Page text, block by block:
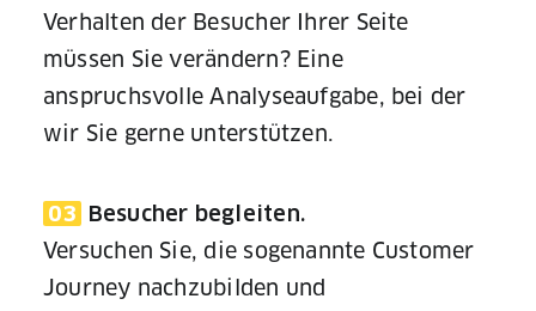
Verhalten der Besucher Ihrer Seite
müssen Sie verändern? Eine
anspruchsvolle Analyseaufgabe, bei der
wir Sie gerne unterstützen.
03 Besucher begleiten.
Versuchen Sie, die sogenannte Customer
Journey nachzubilden und